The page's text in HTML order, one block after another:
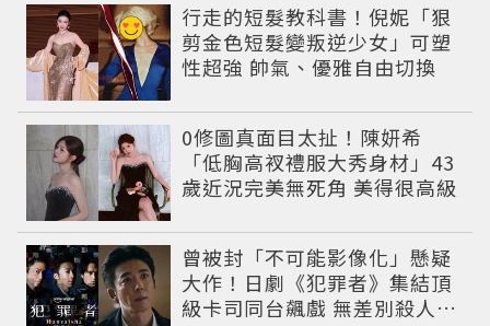
行走的短髮教科書！倪妮「狠
剪金色短髮變叛逆少女」可塑
性超強 帥氣、優雅自由切換
0修圖真面目太扯！陳妍希
「低胸高衩禮服大秀身材」43
歲近況完美無死角 美得很高級
曾被封「不可能影像化」懸疑
大作！日劇《犯罪者》集結頂
級卡司同台飆戲 無差別殺人案